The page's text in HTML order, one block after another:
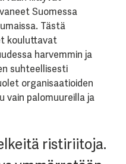
Suomessa
Tästä
kouluttavat
harvemmin ja
suhteellisesti
organisaatioiden
vain palomuureilla ja
ristiriitoja.